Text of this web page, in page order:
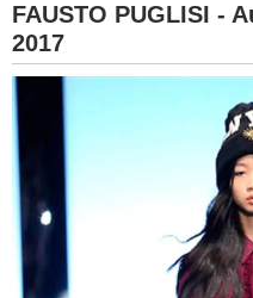
FAUSTO PUGLISI -
2017